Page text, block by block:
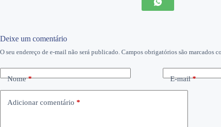
Deixe um comentário
O seu endereço de e-mail não será publicado. Campos obrigatórios são marcados
Nome* E-mail*
Adicionar comentário *